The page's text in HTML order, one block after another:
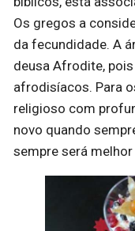
Os gregos a
da fecundidade. A
deusa Afrodite,
afrodisíacos. Para
religioso com
novo quando
sempre será